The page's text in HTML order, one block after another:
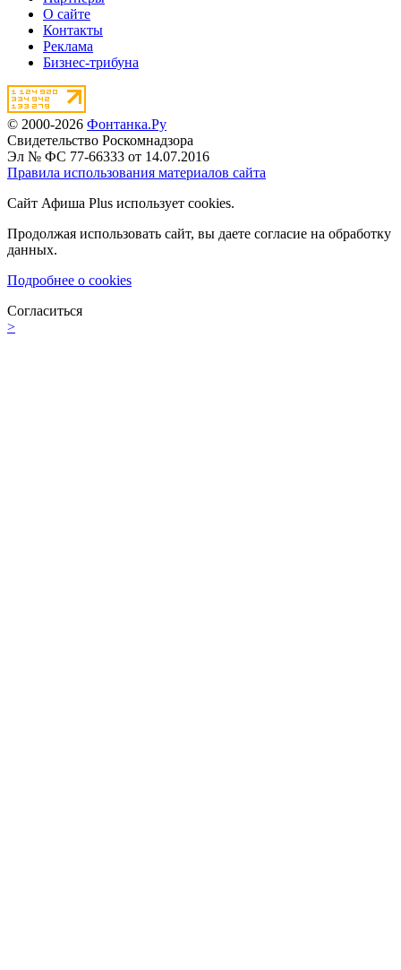
О сайте
Контакты
Реклама
Бизнес-трибуна
© 2000-2026 Фонтанка.Ру
Свидетельство Роскомнадзора
Эл № ФС 77-66333 от 14.07.2016
Правила использования материалов сайта
Сайт Афиша Plus использует cookies.
Продолжая использовать сайт, вы даете согласие на обработку
данных.
Подробнее о cookies
Согласиться
>